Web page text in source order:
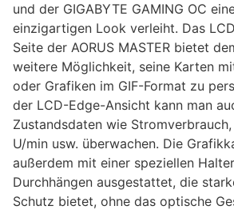
und der GIGABYTE GAMING OC
einzigartigen Look verleiht. Das
Seite der AORUS MASTER bietet
weitere Möglichkeit, seine Karten
oder Grafiken im GIF-Format zu
der LCD-Edge-Ansicht kann man
Zustandsdaten wie
U/min usw. überwachen. Die
außerdem mit einer speziellen
Durchhängen ausgestattet, die
Schutz bietet, ohne das optische